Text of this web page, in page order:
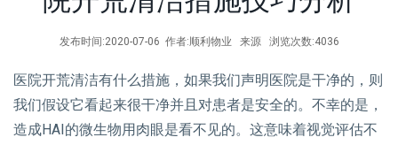
发布时间:2020-07-06 作者:顺利物业 来源 浏览次数:4036
医院开荒清洁有什么措施，如果我们声明医院是干净的，则
我们假设它看起来很干净并且对患者是安全的。不幸的是，
造成HAI的微生物用肉眼是看不见的。这意味着视觉评估不